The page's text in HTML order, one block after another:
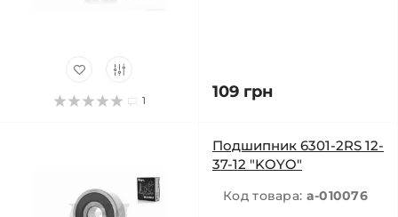
1 109 грн
Подшипник 6301-2RS 12-
37-12 "KOYO"
Код товара: a-010076